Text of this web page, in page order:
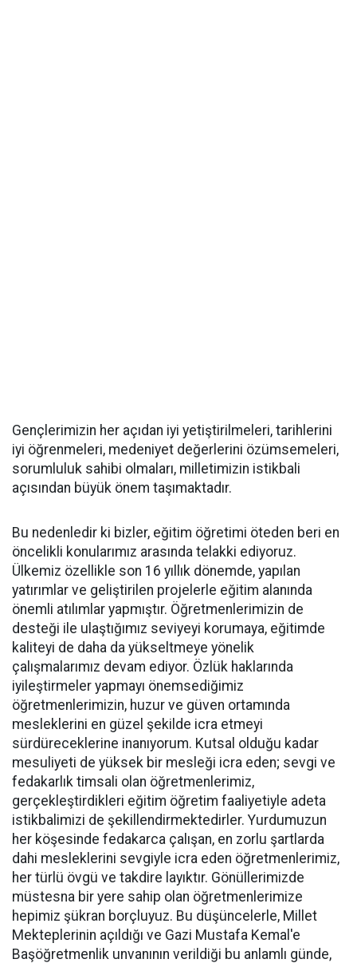
Gençlerimizin her açıdan iyi yetiştirilmeleri, tarihlerini
iyi öğrenmeleri, medeniyet değerlerini özümsemeleri,
sorumluluk sahibi olmaları, milletimizin istikbali
açısından büyük önem taşımaktadır.
Bu nedenledir ki bizler, eğitim öğretimi öteden beri en
öncelikli konularımız arasında telakki ediyoruz.
Ülkemiz özellikle son 16 yıllık dönemde, yapılan
yatırımlar ve geliştirilen projelerle eğitim alanında
önemli atılımlar yapmıştır. Öğretmenlerimizin de
desteği ile ulaştığımız seviyeyi korumaya, eğitimde
kaliteyi de daha da yükseltmeye yönelik
çalışmalarımız devam ediyor. Özlük haklarında
iyileştirmeler yapmayı önemsediğimiz
öğretmenlerimizin, huzur ve güven ortamında
mesleklerini en güzel şekilde icra etmeyi
sürdüreceklerine inanıyorum. Kutsal olduğu kadar
mesuliyeti de yüksek bir mesleği icra eden; sevgi ve
fedakarlık timsali olan öğretmenlerimiz,
gerçekleştirdikleri eğitim öğretim faaliyetiyle adeta
istikbalimizi de şekillendirmektedirler. Yurdumuzun
her köşesinde fedakarca çalışan, en zorlu şartlarda
dahi mesleklerini sevgiyle icra eden öğretmenlerimiz,
her türlü övgü ve takdire layıktır. Gönüllerimizde
müstesna bir yere sahip olan öğretmenlerimize
hepimiz şükran borçluyuz. Bu düşüncelerle, Millet
Mekteplerinin açıldığı ve Gazi Mustafa Kemal'e
Başöğretmenlik unvanının verildiği bu anlamlı günde,